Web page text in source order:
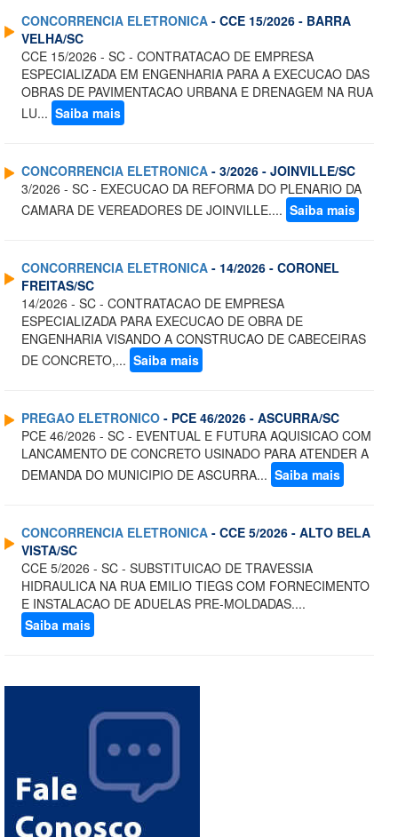
CONCORRENCIA ELETRONICA - CCE 15/2026 - BARRA
VELHA/SC
CCE 15/2026 - SC - CONTRATACAO DE EMPRESA
ESPECIALIZADA EM ENGENHARIA PARA A EXECUCAO DAS
OBRAS DE PAVIMENTACAO URBANA E DRENAGEM NA RUA
LU... Saiba mais
CONCORRENCIA ELETRONICA - 3/2026 - JOINVILLE/SC
3/2026 - SC - EXECUCAO DA REFORMA DO PLENARIO DA
CAMARA DE VEREADORES DE JOINVILLE.... Saiba mais
CONCORRENCIA ELETRONICA - 14/2026 - CORONEL
FREITAS/SC
14/2026 - SC - CONTRATACAO DE EMPRESA
ESPECIALIZADA PARA EXECUCAO DE OBRA DE
ENGENHARIA VISANDO A CONSTRUCAO DE CABECEIRAS
DE CONCRETO,... Saiba mais
PREGAO ELETRONICO - PCE 46/2026 - ASCURRA/SC
PCE 46/2026 - SC - EVENTUAL E FUTURA AQUISICAO COM
LANCAMENTO DE CONCRETO USINADO PARA ATENDER A
DEMANDA DO MUNICIPIO DE ASCURRA... Saiba mais
CONCORRENCIA ELETRONICA - CCE 5/2026 - ALTO BELA
VISTA/SC
CCE 5/2026 - SC - SUBSTITUICAO DE TRAVESSIA
HIDRAULICA NA RUA EMILIO TIEGS COM FORNECIMENTO
E INSTALACAO DE ADUELAS PRE-MOLDADAS....
Saiba mais